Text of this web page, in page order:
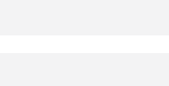
Säaggregat für optimalen Saatgutfluss und